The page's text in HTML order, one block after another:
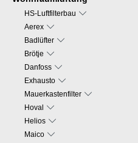
HS-Luftfilterbau
Aerex
Badlüfter
Brötje
Danfoss
Exhausto
Mauerkastenfilter
Hoval
Helios
Maico